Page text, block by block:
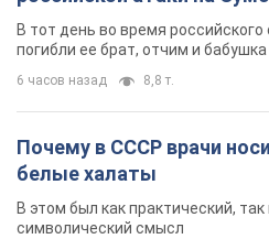
область. Фото
В тот день во время российского
погибли ее брат, отчим и бабушка
6 часов назад 8,8 т.
Почему в СССР врачи
белые халаты
В этом был как практический, так
символический смысл